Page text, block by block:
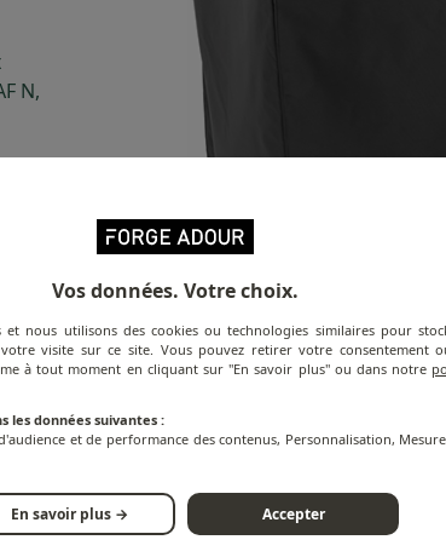
N,
Vos données. Votre choix.
et nous utilisons des cookies ou technologies similaires pour
visite sur ce site. Vous pouvez retirer votre consentement
à tout moment en cliquant sur "En savoir plus" ou dans notre
les données suivantes :
et de performance des contenus, Personnalisation,
En savoir plus → Accepter